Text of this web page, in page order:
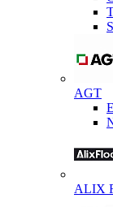
AGT
ALIX